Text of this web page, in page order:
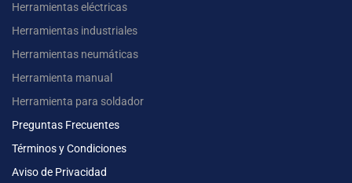
Herramientas eléctricas
Herramientas industriales
Herramientas neumáticas
Herramienta manual
Herramienta para soldador
Preguntas Frecuentes
Términos y Condiciones
Aviso de Privacidad